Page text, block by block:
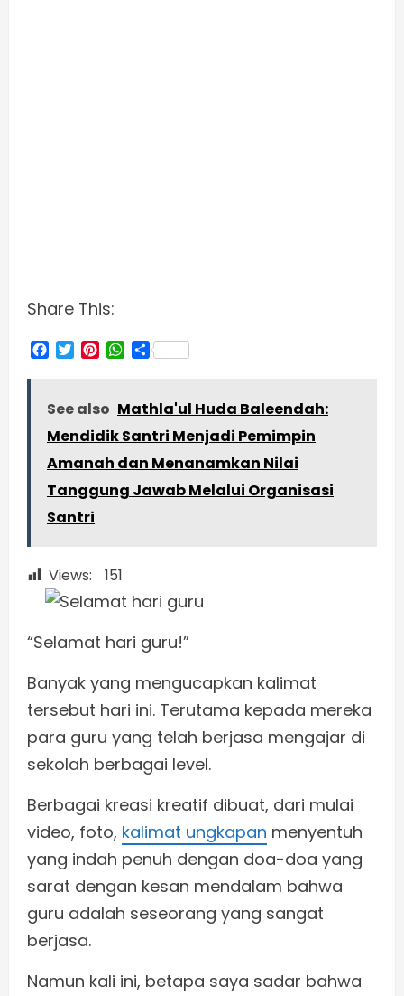
Share This:
Facebook
TwitterPinterestWhatsApp
Share
See also Mathla'ul Huda Baleendah:
Mendidik Santri Menjadi Pemimpin
Amanah dan Menanamkan Nilai
Tanggung Jawab Melalui Organisasi
Santri
Views: 151
“Selamat hari guru!”
Banyak yang mengucapkan kalimat
tersebut hari ini. Terutama kepada mereka
para guru yang telah berjasa mengajar di
sekolah berbagai level.
Berbagai kreasi kreatif dibuat, dari mulai
video, foto, kalimat ungkapan menyentuh
yang indah penuh dengan doa-doa yang
sarat dengan kesan mendalam bahwa
guru adalah seseorang yang sangat
berjasa.
Namun kali ini, betapa saya sadar bahwa